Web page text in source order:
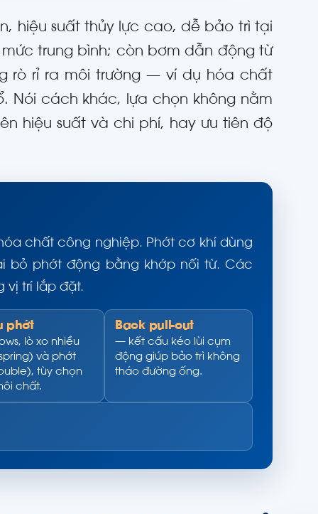
hiệu suất thủy lực cao, dễ bảo trì tại
trung bình; còn bơm dẫn động từ
rò rỉ ra môi trường — ví dụ hóa chất
Nói cách khác, lựa chọn không nằm
hiệu suất và chi phí, hay ưu tiên độ
chất công nghiệp. Phớt cơ khí dùng
bỏ phớt động bằng khớp nối từ. Các
vị trí lắp đặt.
phớt
lò xo nhiều
và phớt
tùy chọn
chất.
Back pull-out
— kết cấu kéo lùi cụm
động giúp bảo trì không
tháo đường ống.